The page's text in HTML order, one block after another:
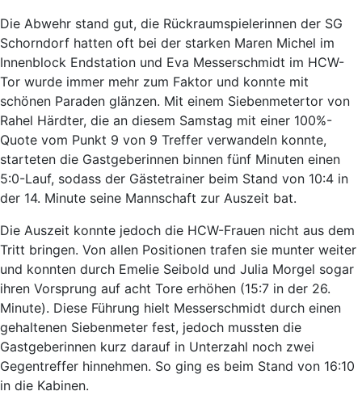
Die Abwehr stand gut, die Rückraumspielerinnen der SG
Schorndorf hatten oft bei der starken Maren Michel im
Innenblock Endstation und Eva Messerschmidt im HCW-
Tor wurde immer mehr zum Faktor und konnte mit
schönen Paraden glänzen. Mit einem Siebenmetertor von
Rahel Härdter, die an diesem Samstag mit einer 100%-
Quote vom Punkt 9 von 9 Treffer verwandeln konnte,
starteten die Gastgeberinnen binnen fünf Minuten einen
5:0-Lauf, sodass der Gästetrainer beim Stand von 10:4 in
der 14. Minute seine Mannschaft zur Auszeit bat.
Die Auszeit konnte jedoch die HCW-Frauen nicht aus dem
Tritt bringen. Von allen Positionen trafen sie munter weiter
und konnten durch Emelie Seibold und Julia Morgel sogar
ihren Vorsprung auf acht Tore erhöhen (15:7 in der 26.
Minute). Diese Führung hielt Messerschmidt durch einen
gehaltenen Siebenmeter fest, jedoch mussten die
Gastgeberinnen kurz darauf in Unterzahl noch zwei
Gegentreffer hinnehmen. So ging es beim Stand von 16:10
in die Kabinen.